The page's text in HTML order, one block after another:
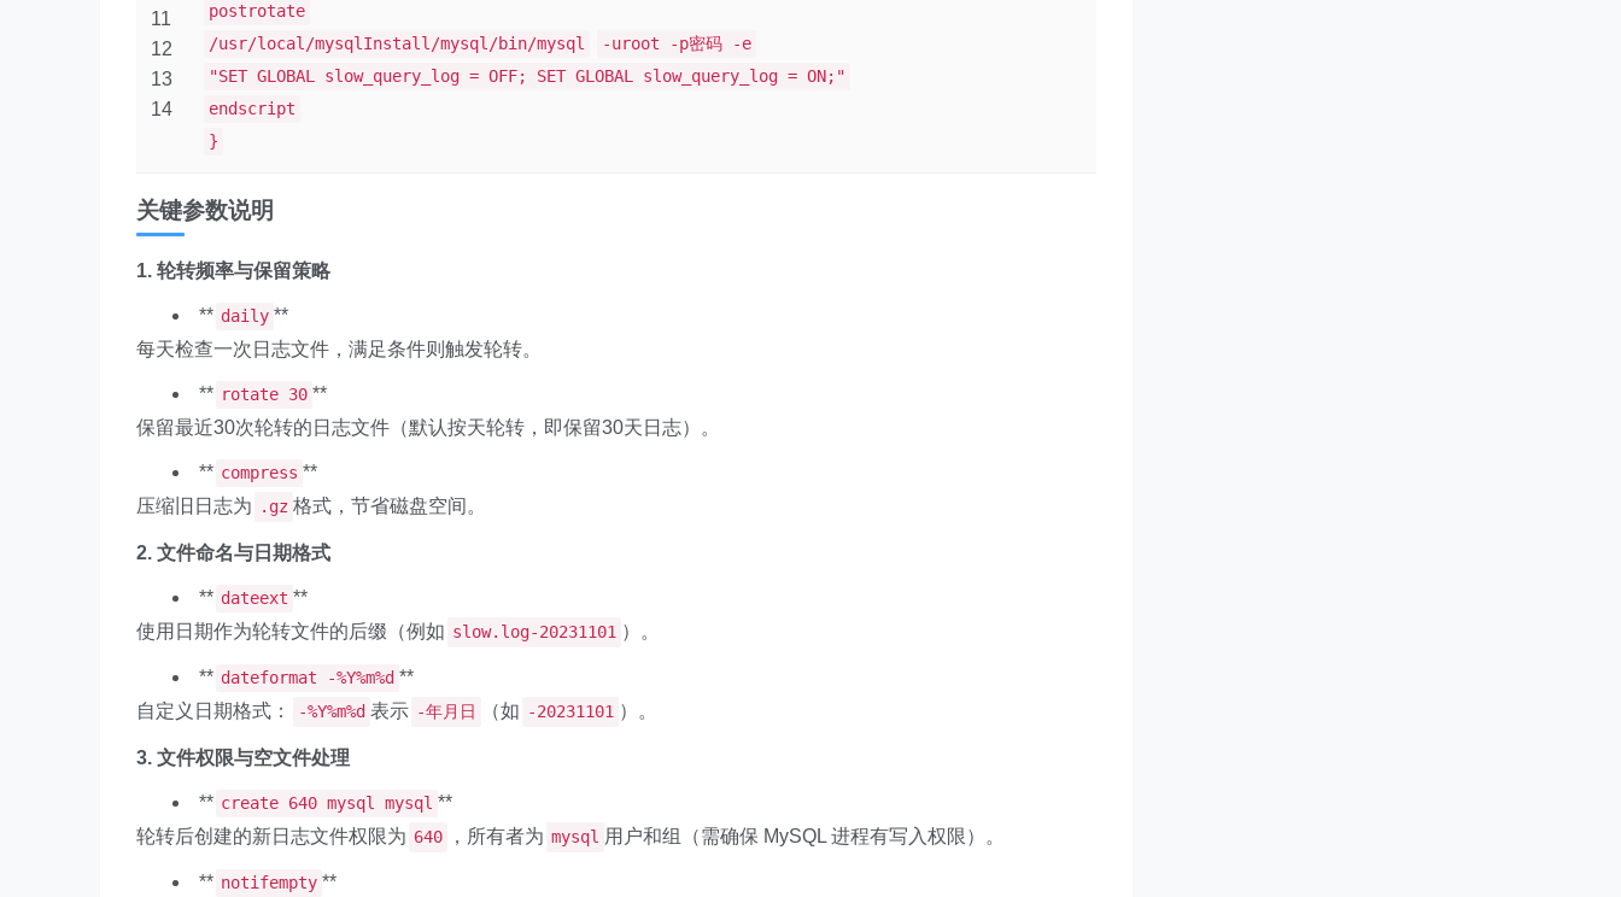
11
12
13
14
postrotate
/usr/local/mysqlInstall/mysql/bin/mysql
-uroot -p密码 -e
"SET GLOBAL slow_query_log = OFF; SET GLOBAL slow_query_log = ON;"
endscript
}
关键参数说明
1. 轮转频率与保留策略
** daily **
每天检查一次日志文件，满足条件则触发轮转。
** rotate 30 **
保留最近30次轮转的日志文件（默认按天轮转，即保留30天日志）。
** compress **
压缩旧日志为
.gz 格式，节省磁盘空间。
2. 文件命名与日期格式
** dateext **
使用日期作为轮转文件的后缀（例如 slow.log-20231101 ）。
** dateformat -%Y%m%d **
自定义日期格式：
-%Y%m%d 表示 -年月日 （如 -20231101 ）。
3. 文件权限与空文件处理
** create 640 mysql mysql **
轮转后创建的新日志文件权限为 640 ，所有者为 mysql 用户和组（需确保 MySQL 进程有写入权限）。
** notifempty **